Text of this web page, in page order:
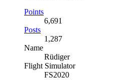
Points
6,691
Posts
1,287
Name
Rüdiger
Flight Simulator
FS2020